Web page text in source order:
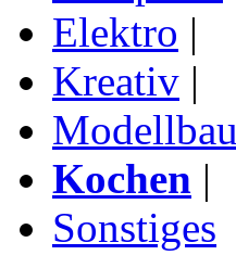
Elektro |
Kreativ |
Modellbau
Kochen |
Sonstiges